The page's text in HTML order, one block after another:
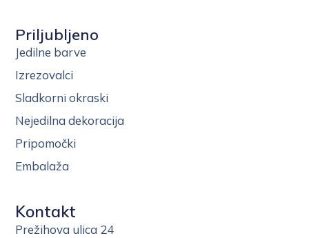
Priljubljeno
Jedilne barve
Izrezovalci
Sladkorni okraski
Nejedilna dekoracija
Pripomočki
Embalaža
Kontakt
Prežihova ulica 24